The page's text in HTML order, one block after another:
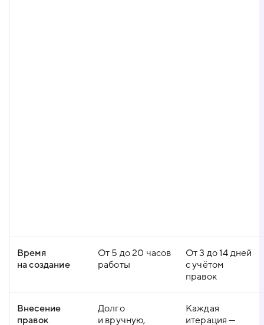
Время
на создание
От 5 до 20 часов
работы
От 3 до 14 дней
с учётом
правок
Внесение
правок
Долго
и вручную,
Каждая
итерация —